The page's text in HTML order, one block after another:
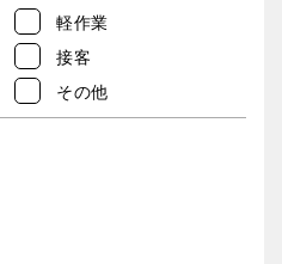
軽作業
接客
その他